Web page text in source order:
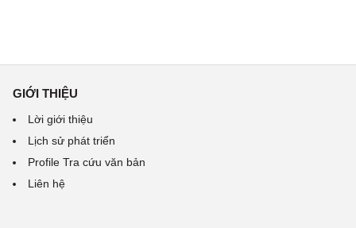
GIỚI THIỆU
Lời giới thiệu
Lịch sử phát triển
Profile Tra cứu văn bản
Liên hệ